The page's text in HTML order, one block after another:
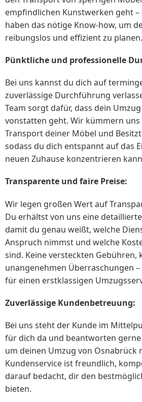
empfindlichen Kunstwerken geht –
haben das nötige Know-how, um
reibungslos und effizient zu planen.
Pünktliche und professionelle
Bei uns kannst du dich auf
zuverlässige Durchführung
Team sorgt dafür, dass dein
vonstatten geht. Wir kümmern
Transport deiner Möbel und
sodass du dich entspannt auf das
neuen Zuhause konzentrieren
Transparente und faire Preise:
Wir legen großen Wert auf
Du erhältst von uns eine
damit du genau weißt, welche
Anspruch nimmst und welche
sind. Keine versteckten Gebühren,
unangenehmen Überraschungen
für einen erstklassigen
Zuverlässige Kundenbetreuung:
Bei uns steht der Kunde im
für dich da und beantworten
um deinen Umzug von Osnabrück
Kundenservice ist freundlich,
darauf bedacht, dir den
bieten.